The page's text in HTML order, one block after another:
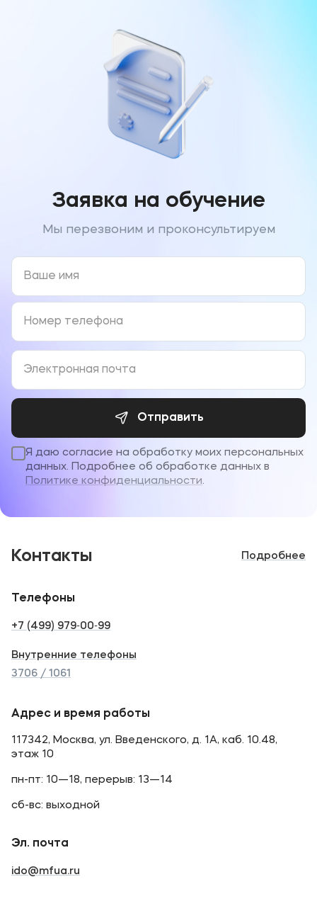
Заявка на обучение
Мы перезвоним и проконсультируем
Отправить
Я даю согласие на обработку моих персональных
данных. Подробнее об обработке данных в
Политике конфиденциальности.
Контакты Подробнее
Телефоны
+7 (499) 979‑00‑99
Внутренние телефоны
3706 / 1061
Адрес и время работы
117342, Москва, ул. Введенского, д. 1А, каб. 10.48,
этаж 10
пн-пт: 10—18, перерыв: 13—14
сб-вс: выходной
Эл. почта
ido@mfua.ru